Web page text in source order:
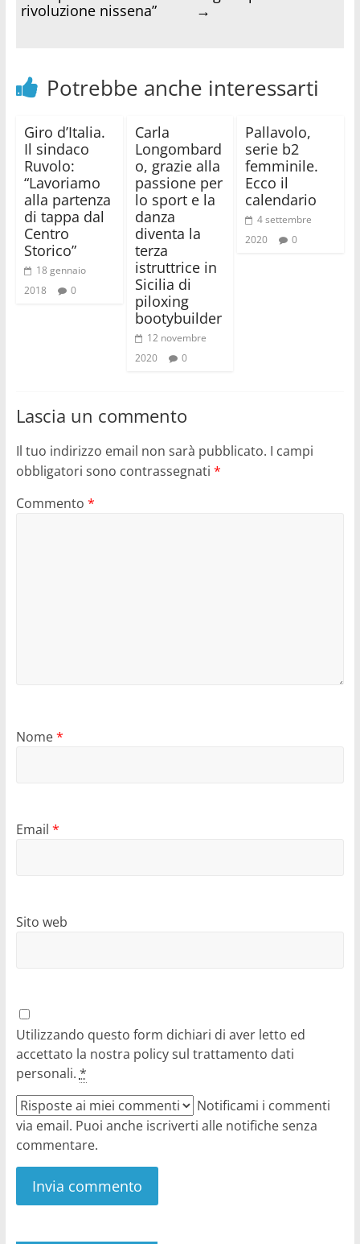
rivoluzione nissena”
→
Potrebbe anche interessarti
Giro d’Italia.
Il sindaco
Ruvolo:
“Lavoriamo
alla partenza
di tappa dal
Centro
Storico”
18 gennaio
2018
0
Carla
Longombard
o, grazie alla
passione per
lo sport e la
danza
diventa la
terza
istruttrice in
Sicilia di
piloxing
bootybuilder
12 novembre
2020
0
Pallavolo,
serie b2
femminile.
Ecco il
calendario
4 settembre
2020
0
Lascia un commento
Il tuo indirizzo email non sarà pubblicato. I campi
obbligatori sono contrassegnati *
Commento *
Nome*
Email *
Sito web
Utilizzando questo form dichiari di aver letto ed
accettato la nostra policy sul trattamento dati
personali. *
Notificami i commenti
via email. Puoi anche iscriverti alle notifiche senza
commentare.